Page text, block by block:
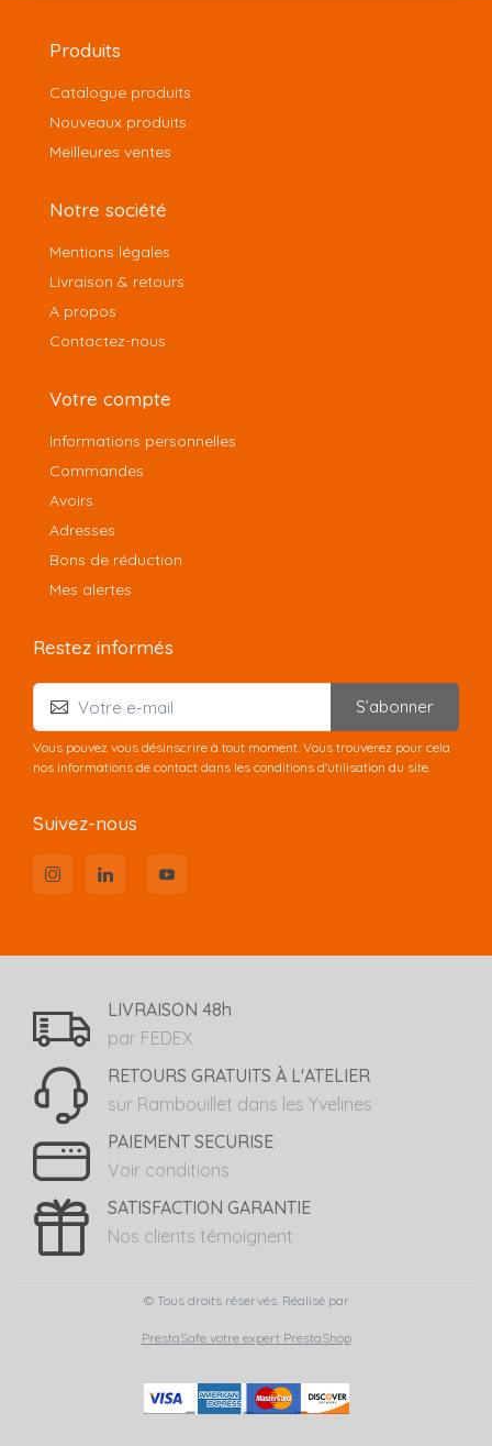
Produits
Catalogue produits
Nouveaux produits
Meilleures ventes
Notre société
Mentions légales
Livraison & retours
A propos
Contactez-nous
Votre compte
Informations personnelles
Commandes
Avoirs
Adresses
Bons de réduction
Mes alertes
Restez informés
S’abonner
Vous pouvez vous désinscrire à tout moment. Vous trouverez pour cela
nos informations de contact dans les conditions d'utilisation du site.
Suivez-nous
LIVRAISON 48h
par FEDEX
RETOURS GRATUITS À L'ATELIER
sur Rambouillet dans les Yvelines
PAIEMENT SECURISE
Voir conditions
SATISFACTION GARANTIE
Nos clients témoignent
© Tous droits réservés. Réalisé par
PrestaSafe votre expert PrestaShop